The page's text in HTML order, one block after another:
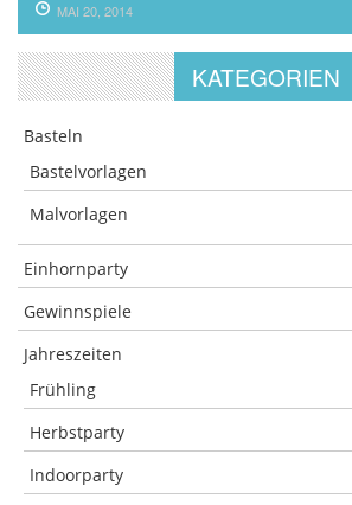
MAI 20, 2014
KATEGORIEN
Basteln
Bastelvorlagen
Malvorlagen
Einhornparty
Gewinnspiele
Jahreszeiten
Frühling
Herbstparty
Indoorparty